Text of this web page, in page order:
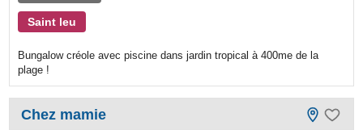
Saint leu
Bungalow créole avec piscine dans jardin tropical à 400me de la
plage !
Chez mamie